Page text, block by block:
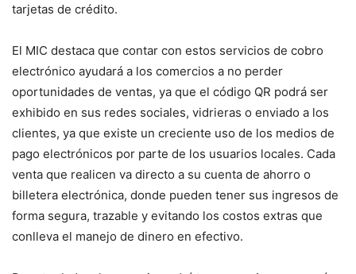
tarjetas de crédito.
El MIC destaca que contar con estos servicios de cobro
electrónico ayudará a los comercios a no perder
oportunidades de ventas, ya que el código QR podrá ser
exhibido en sus redes sociales, vidrieras o enviado a los
clientes, ya que existe un creciente uso de los medios de
pago electrónicos por parte de los usuarios locales. Cada
venta que realicen va directo a su cuenta de ahorro o
billetera electrónica, donde pueden tener sus ingresos de
forma segura, trazable y evitando los costos extras que
conlleva el manejo de dinero en efectivo.